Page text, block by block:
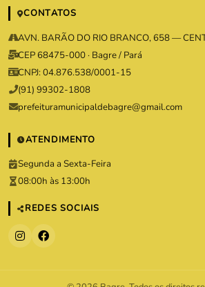
CONTATOS
AVN. BARÃO DO RIO BRANCO, 658 —
CEP 68475-000 · Bagre / Pará
CNPJ: 04.876.538/0001-15
(91) 99302-1808
prefeituramunicipaldebagre@gmail.com
ATENDIMENTO
Segunda a Sexta-Feira
08:00h às 13:00h
REDES SOCIAIS